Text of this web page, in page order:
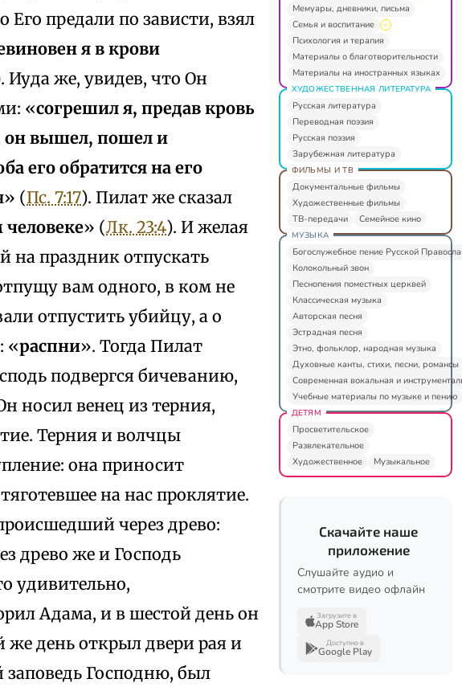
предали по зависти, взял
я в крови
Иуда же, увидев, что Он
«согрешил я, предав кровь
он вышел, пошел и
его обратится на его
» (Пс. 7:17). Пилат же сказал
» (Лк. 23:4). И желая
на праздник отпускать
вам одного, в ком не
отпустить убийцу, а о
«распни». Тогда Пилат
подвергся бичеванию,
носил венец из терния,
Терния и волчцы
она приносит
на нас проклятие.
через древо:
древо же и Господь
удивительно,
Адама, и в шестой день он
же день открыл двери рая и
Господню, был
Мемуары, дневники, письма
Семья и воспитание
Психология и терапия
Материалы о благотворительности
Материалы на иностранных языках
ХУДОЖЕСТВЕННАЯ ЛИТЕРАТУРА
Русская литература
Переводная поэзия
Русская поэзия
Зарубежная литература
ФИЛЬМЫ И ТВ
Документальные фильмы
Художественные фильмы
ТВ-передачи
Семейное кино
МУЗЫКА
Богослужебное пение Русской
Колокольный звон
Песнопения поместных церквей
Классическая музыка
Авторская песня
Эстрадная песня
Этно, фольклор, народная музыка
Духовные канты, стихи, песни, романсы
Современная вокальная и
Учебные материалы по музыке и пению
ДЕТЯМ
Просветительское
Развлекательное
Художественное
Музыкальное
Скачайте наше
приложение
Слушайте аудио и
смотрите видео офлайн
Загрузите в
App Store
Доступно в
Google Play